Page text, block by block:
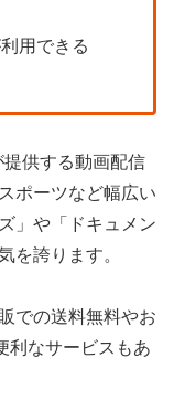
用できる
供する動画配信
ポーツなど幅広い
」や「ドキュメン
を誇ります。
での送料無料やお
利なサービスもあ